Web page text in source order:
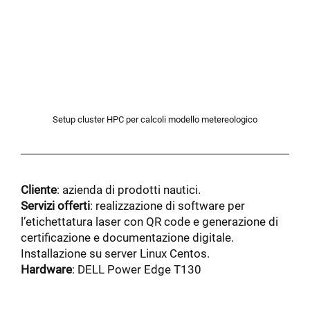
Setup cluster HPC per calcoli modello metereologico
Cliente: azienda di prodotti nautici.
Servizi offerti: realizzazione di software per
l’etichettatura laser con QR code e generazione di
certificazione e documentazione digitale.
Installazione su server Linux Centos.
Hardware: DELL Power Edge T130